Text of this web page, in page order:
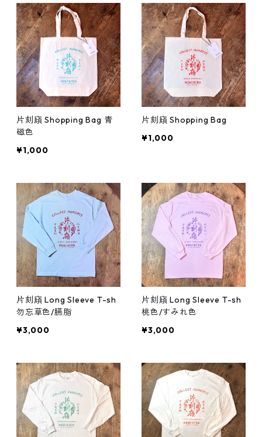
片刻廎 Shopping Bag 青
磁色
¥1,000
片刻廎 Shopping Bag
¥1,000
片刻廎 Long Sleeve T-sh
勿忘草色/臙脂
¥3,000
片刻廎 Long Sleeve T-sh
桃色/すみれ色
¥3,000